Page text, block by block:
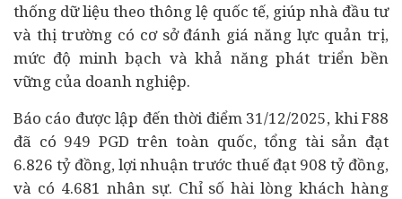
thống dữ liệu theo thông lệ quốc tế, giúp nhà đầu tư
và thị trường có cơ sở đánh giá năng lực quản trị,
mức độ minh bạch và khả năng phát triển bền
vững của doanh nghiệp.
Báo cáo được lập đến thời điểm 31/12/2025, khi F88
đã có 949 PGD trên toàn quốc, tổng tài sản đạt
6.826 tỷ đồng, lợi nhuận trước thuế đạt 908 tỷ đồng,
và có 4.681 nhân sự. Chỉ số hài lòng khách hàng